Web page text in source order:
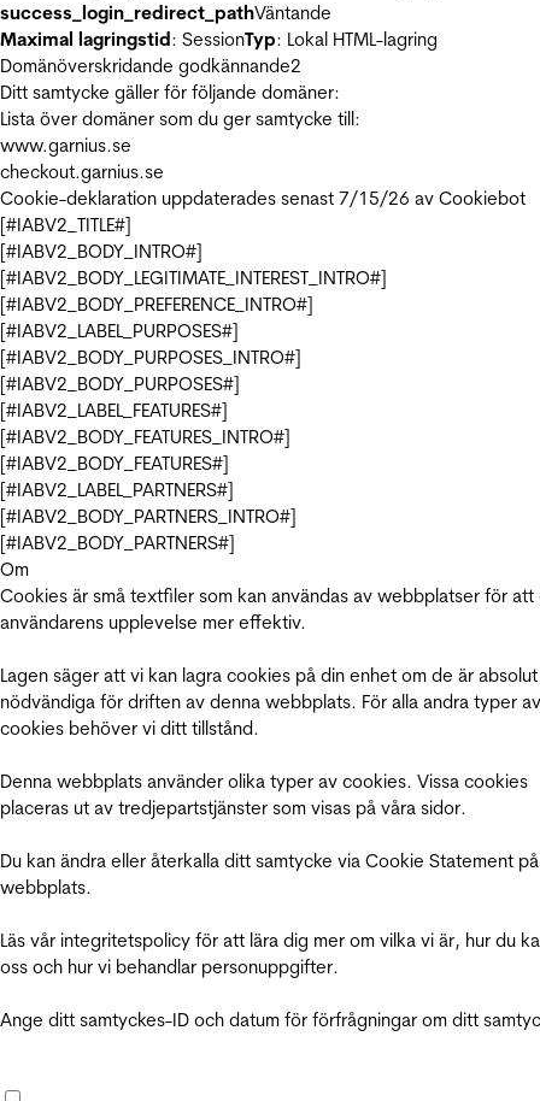
success_login_redirect_pathVäntande
Maximal lagringstid: SessionTyp: Lokal HTML-lagring
Domänöverskridande godkännande2
Ditt samtycke gäller för följande domäner:
Lista över domäner som du ger samtycke till:
www.garnius.se
checkout.garnius.se
Cookie-deklaration uppdaterades senast 7/15/26 av Cookiebot
[#IABV2_TITLE#]
[#IABV2_BODY_INTRO#]
[#IABV2_BODY_LEGITIMATE_INTEREST_INTRO#]
[#IABV2_BODY_PREFERENCE_INTRO#]
[#IABV2_LABEL_PURPOSES#]
[#IABV2_BODY_PURPOSES_INTRO#]
[#IABV2_BODY_PURPOSES#]
[#IABV2_LABEL_FEATURES#]
[#IABV2_BODY_FEATURES_INTRO#]
[#IABV2_BODY_FEATURES#]
[#IABV2_LABEL_PARTNERS#]
[#IABV2_BODY_PARTNERS_INTRO#]
[#IABV2_BODY_PARTNERS#]
Om
Cookies är små textfiler som kan användas av webbplatser för att
användarens upplevelse mer effektiv.
Lagen säger att vi kan lagra cookies på din enhet om de är absolut
nödvändiga för driften av denna webbplats. För alla andra typer av
cookies behöver vi ditt tillstånd.
Denna webbplats använder olika typer av cookies. Vissa cookies
placeras ut av tredjepartstjänster som visas på våra sidor.
Du kan ändra eller återkalla ditt samtycke via Cookie Statement
webbplats.
Läs vår integritetspolicy för att lära dig mer om vilka vi är, hur du
oss och hur vi behandlar personuppgifter.
Ange ditt samtyckes-ID och datum för förfrågningar om ditt